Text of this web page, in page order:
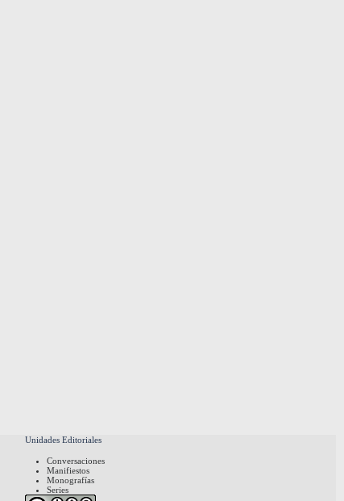
Unidades Editoriales
Conversaciones
Manifiestos
Monografías
Series